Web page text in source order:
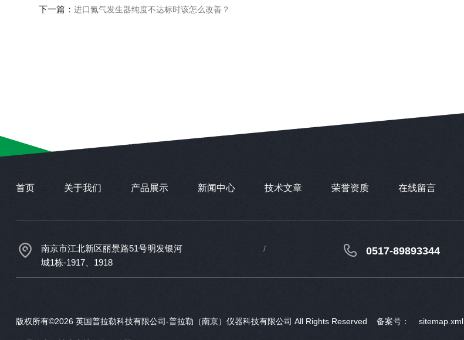
下一篇： 进口氮气发生器纯度不达标时该怎么改善？
首页 关于我们 产品展示 新闻中心 技术文章 荣誉资质 在线留言
南京市江北新区丽景路51号明发银河
城1栋-1917、1918
0517-89893344
版权所有©2026 英国普拉勒科技有限公司-普拉勒（南京）仪器科技有限公司 All Rights Reserved 备案号： sitemap.xml